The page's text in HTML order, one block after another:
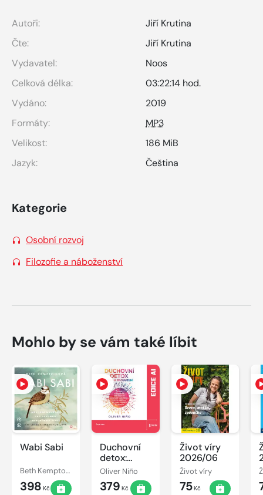
Autoři:
Jiří Krutina
Čte:
Jiří Krutina
Vydavatel:
Noos
Celková délka:
03:22:14 hod.
Vydáno:
2019
Formáty:
MP3
Velikost:
186 MiB
Jazyk:
Čeština
Kategorie
Osobní rozvoj
Filozofie a náboženství
Mohlo by se vám také líbit
Wabi Sabi
Beth Kemptonová
398 Kč
Duchovní
detox:
Cesta k
probuzení
Oliver Niño
379 Kč
Život víry
2026/06
Život víry
75Kč